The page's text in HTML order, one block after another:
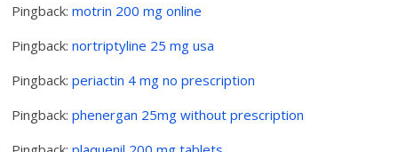
Pingback:motrin 200 mg online
Pingback:nortriptyline 25 mg usa
Pingback:periactin 4 mg no prescription
Pingback:phenergan 25mg without prescription